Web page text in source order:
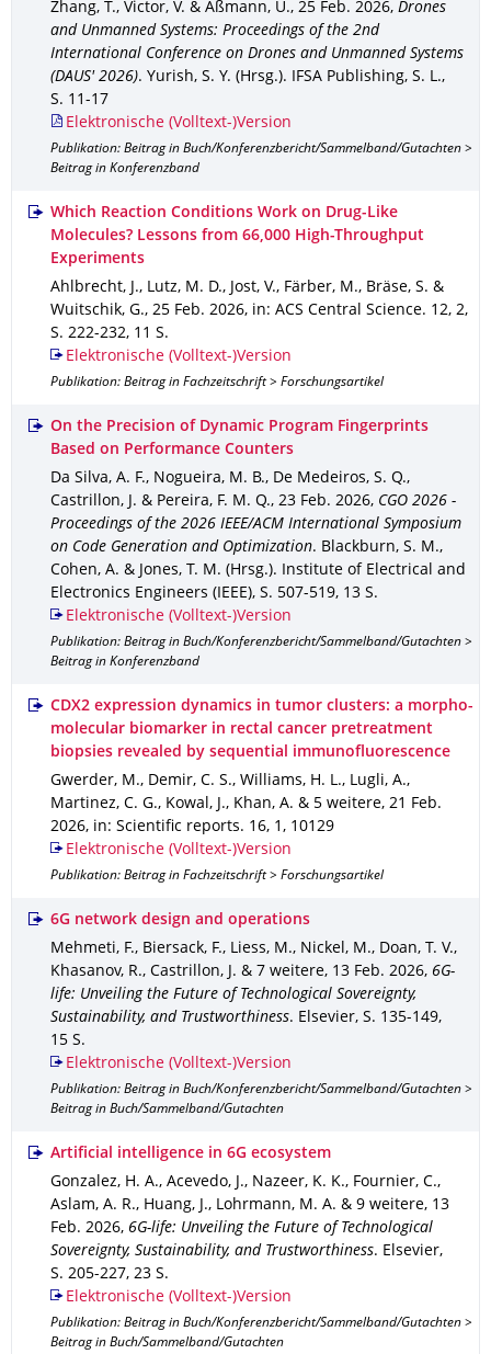
Zhang, T., Victor, V. & Aßmann, U., 25 Feb. 2026, Drones
and Unmanned Systems: Proceedings of the 2nd
International Conference on Drones and Unmanned Systems
(DAUS' 2026). Yurish, S. Y. (Hrsg.). IFSA Publishing, S. L.,
S. 11-17
Elektronische (Volltext-)Version
Publikation: Beitrag in Buch/Konferenzbericht/Sammelband/Gutachten >
Beitrag in Konferenzband
Which Reaction Conditions Work on Drug-Like
Molecules? Lessons from 66,000 High-Throughput
Experiments
Ahlbrecht, J., Lutz, M. D., Jost, V., Färber, M., Bräse, S. &
Wuitschik, G., 25 Feb. 2026, in: ACS Central Science. 12, 2,
S. 222-232, 11 S.
Elektronische (Volltext-)Version
Publikation: Beitrag in Fachzeitschrift > Forschungsartikel
On the Precision of Dynamic Program Fingerprints
Based on Performance Counters
Da Silva, A. F., Nogueira, M. B., De Medeiros, S. Q.,
Castrillon, J. & Pereira, F. M. Q., 23 Feb. 2026, CGO 2026 -
Proceedings of the 2026 IEEE/ACM International Symposium
on Code Generation and Optimization. Blackburn, S. M.,
Cohen, A. & Jones, T. M. (Hrsg.). Institute of Electrical and
Electronics Engineers (IEEE), S. 507-519, 13 S.
Elektronische (Volltext-)Version
Publikation: Beitrag in Buch/Konferenzbericht/Sammelband/Gutachten >
Beitrag in Konferenzband
CDX2 expression dynamics in tumor clusters: a morpho-
molecular biomarker in rectal cancer pretreatment
biopsies revealed by sequential immunofluorescence
Gwerder, M., Demir, C. S., Williams, H. L., Lugli, A.,
Martinez, C. G., Kowal, J., Khan, A. & 5 weitere, 21 Feb.
2026, in: Scientific reports. 16, 1 , 10129
Elektronische (Volltext-)Version
Publikation: Beitrag in Fachzeitschrift > Forschungsartikel
6G network design and operations
Mehmeti, F., Biersack, F., Liess, M., Nickel, M., Doan, T. V.,
Khasanov, R., Castrillon, J. & 7 weitere, 13 Feb. 2026, 6G-
life: Unveiling the Future of Technological Sovereignty,
Sustainability, and Trustworthiness. Elsevier, S. 135-149,
15 S.
Elektronische (Volltext-)Version
Publikation: Beitrag in Buch/Konferenzbericht/Sammelband/Gutachten >
Beitrag in Buch/Sammelband/Gutachten
Artificial intelligence in 6G ecosystem
Gonzalez, H. A., Acevedo, J., Nazeer, K. K., Fournier, C.,
Aslam, A. R., Huang, J., Lohrmann, M. A. & 9 weitere, 13
Feb. 2026, 6G-life: Unveiling the Future of Technological
Sovereignty, Sustainability, and Trustworthiness. Elsevier,
S. 205-227, 23 S.
Elektronische (Volltext-)Version
Publikation: Beitrag in Buch/Konferenzbericht/Sammelband/Gutachten >
Beitrag in Buch/Sammelband/Gutachten